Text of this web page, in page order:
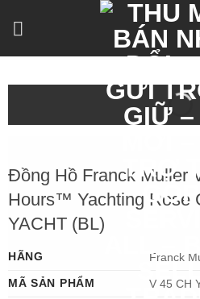
Đồng Hồ Franck Muller
Hours™ Yachting Rose
YACHT (BL)
HÃNG
Franck
MÃ SẢN PHẨM
V 45 CH